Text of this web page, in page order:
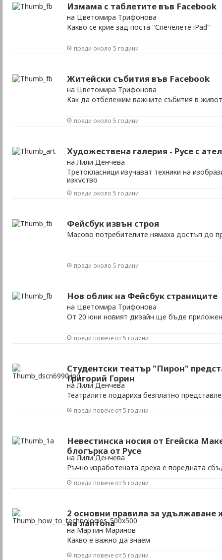
Измама с таблетите във Facebook
на Цветомира Трифонова
Какво се крие зад поста "Спечелете iPad"
преди около 5 години
Житейски събития във Facebook
на Цветомира Трифонова
Как да отбележим важните събития в
преди около 5 години
Художествена галерия - Русе с
на Лили Денчева
Третокласници изучават техники на
изкуство
преди около 5 години
Фейсбук извън строя
Масово потребителите нямаха достъп до
преди около 5 години
Нов облик на Фейсбук страниците
на Цветомира Трифонова
Oт 20 юни новият дизайн ще бъде
преди повече от 5 години
Студентски театър "Пирон"
Григорий Горин
на Лили Денчева
Театралите подариха безплатно
публика
преди повече от 5 години
Невестинска носия от Егейска
блогърка от Русе
на Лили Денчева
Ръчно изработената дреха е поредната
преди повече от 5 години
2 основни правила за удължаване
на лаптопа
на Мартин Маринов
Какво е важно да знаем
преди повече от 5 години